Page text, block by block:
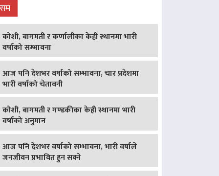
कोशी, बागमती र कर्णालीका केही स्थानमा भारी
वर्षाको सम्भावना
आज पनि देशभर वर्षाको सम्भावना, चार प्रदेशमा
भारी वर्षाको चेतावनी
कोशी, बागमती र गण्डकीका केही स्थानमा भारी
वर्षाको अनुमान
आज पनि देशभर वर्षाको सम्भावना, भारी वर्षाले
जनजीवन प्रभावित हुन सक्ने